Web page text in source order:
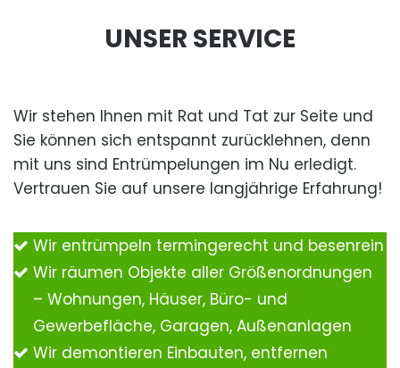
UNSER SERVICE
Wir stehen Ihnen mit Rat und Tat zur Seite und
Sie können sich entspannt zurücklehnen, denn
mit uns sind Entrümpelungen im Nu erledigt.
Vertrauen Sie auf unsere langjährige Erfahrung!
Wir entrümpeln termingerecht und besenrein
Wir räumen Objekte aller Größenordnungen
– Wohnungen, Häuser, Büro- und
Gewerbefläche, Garagen, Außenanlagen
Wir demontieren Einbauten, entfernen